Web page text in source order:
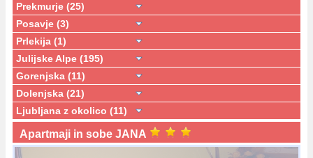
Prekmurje (25)
Posavje (3)
Prlekija (1)
Julijske Alpe (195)
Gorenjska (11)
Dolenjska (21)
Ljubljana z okolico (11)
Apartmaji in sobe JANA